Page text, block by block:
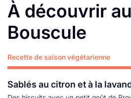
À découvrir
Bouscule
Recette de saison végétarienne
Sablés au citron et à la
Lire plus